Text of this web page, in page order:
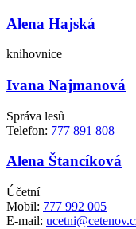
Alena Hajská
knihovnice
Ivana Najmanová
Správa lesů
Telefon: 777 891 808
Alena Štancíková
Účetní
Mobil: 777 992 005
E-mail: